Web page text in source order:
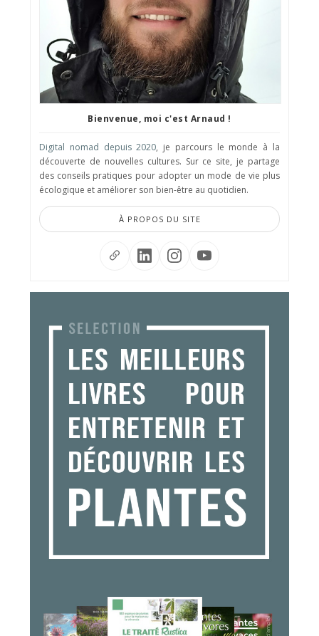
Bienvenue, moi c'est Arnaud !
Digital nomad depuis 2020, je parcours le monde à la
découverte de nouvelles cultures. Sur ce site, je partage
des conseils pratiques pour adopter un mode de vie plus
écologique et améliorer son bien-être au quotidien.
À PROPOS DU SITE